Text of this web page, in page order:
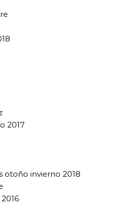
2017
otoño invierno 2018